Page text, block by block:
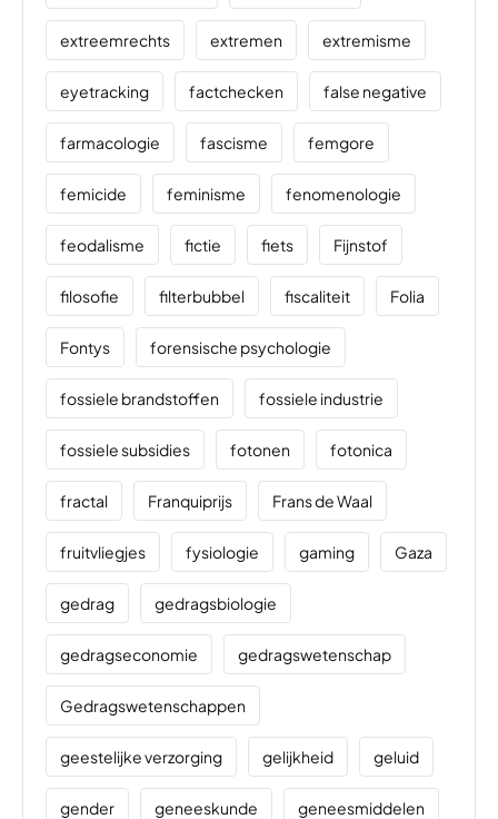
extreemrechts extremen extremisme
eyetracking factchecken false negative
farmacologie fascisme femgore
femicide feminisme fenomenologie
feodalisme fictie fiets Fijnstof
filosofie filterbubbel fiscaliteit Folia
Fontys forensische psychologie
fossiele brandstoffen fossiele industrie
fossiele subsidies fotonen fotonica
fractal Franquiprijs Frans de Waal
fruitvliegjes fysiologie gaming Gaza
gedrag gedragsbiologie
gedragseconomie gedragswetenschap
Gedragswetenschappen
geestelijke verzorging gelijkheid geluid
gender geneeskunde geneesmiddelen